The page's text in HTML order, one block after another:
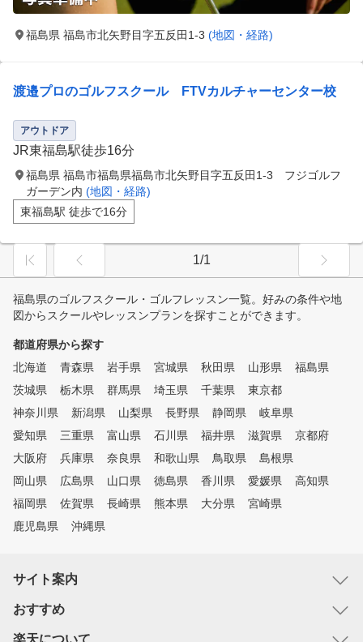
福島県 福島市北矢野目字五反田1-3 (地図・経路)
渡邉プロのゴルフスクール FTVカルチャーセンター校
アウトドア
JR東福島駅徒歩16分
福島県 福島市福島県福島市北矢野目字五反田1-3 フジゴルフ
ガーデン内 (地図・経路)
東福島駅 徒歩で16分
1/1
福島県のゴルフスクール・ゴルフレッスン一覧。好みの条件や地
図からスクールやレッスンプランを探すことができます。
都道府県から探す
北海道
青森県 岩手県 宮城県 秋田県 山形県
福島県
茨城県
栃木県 群馬県 埼玉県 千葉県
東京都
神奈川県
新潟県 山梨県 長野県 静岡県
岐阜県
愛知県
三重県 富山県 石川県 福井県 滋賀県
京都府
大阪府
兵庫県 奈良県 和歌山県 鳥取県
島根県
岡山県
広島県 山口県 徳島県 香川県 愛媛県
高知県
福岡県
佐賀県 長崎県 熊本県 大分県
宮崎県
鹿児島県
沖縄県
サイト案内
おすすめ
楽天について